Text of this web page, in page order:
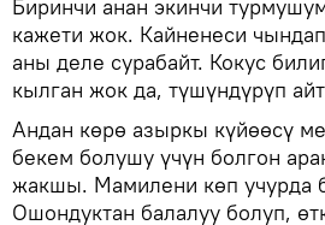
Биринчи анан экинчи
кажети жок. Кайненеси
аны деле сурабайт. Кокус
кылган жок да, түшүндүрүп
Андан көрө азыркы күйөөсү
бекем болушу үчүн болгон
жакшы. Мамилени көп учурда
Ошондуктан балалуу болуп,